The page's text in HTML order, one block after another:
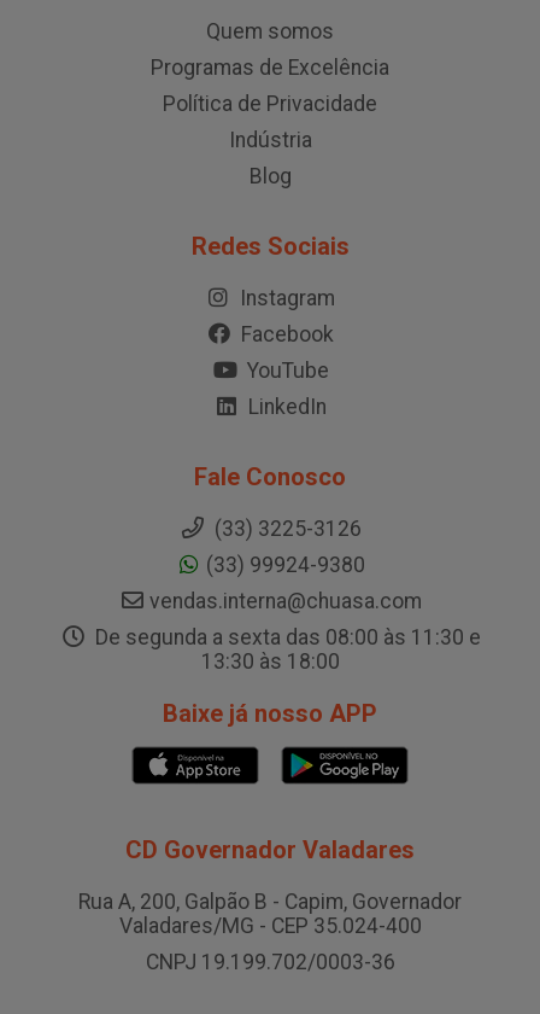
Quem somos
Programas de Excelência
Política de Privacidade
Indústria
Blog
Redes Sociais
Instagram
Facebook
YouTube
LinkedIn
Fale Conosco
(33) 3225-3126
(33) 99924-9380
vendas.interna@chuasa.com
De segunda a sexta das 08:00 às 11:30 e
13:30 às 18:00
Baixe já nosso APP
CD Governador Valadares
Rua A, 200, Galpão B - Capim, Governador
Valadares/MG - CEP 35.024-400
CNPJ 19.199.702/0003-36